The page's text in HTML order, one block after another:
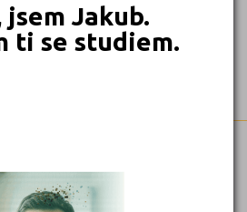
jsem Jakub.
ti se studiem.